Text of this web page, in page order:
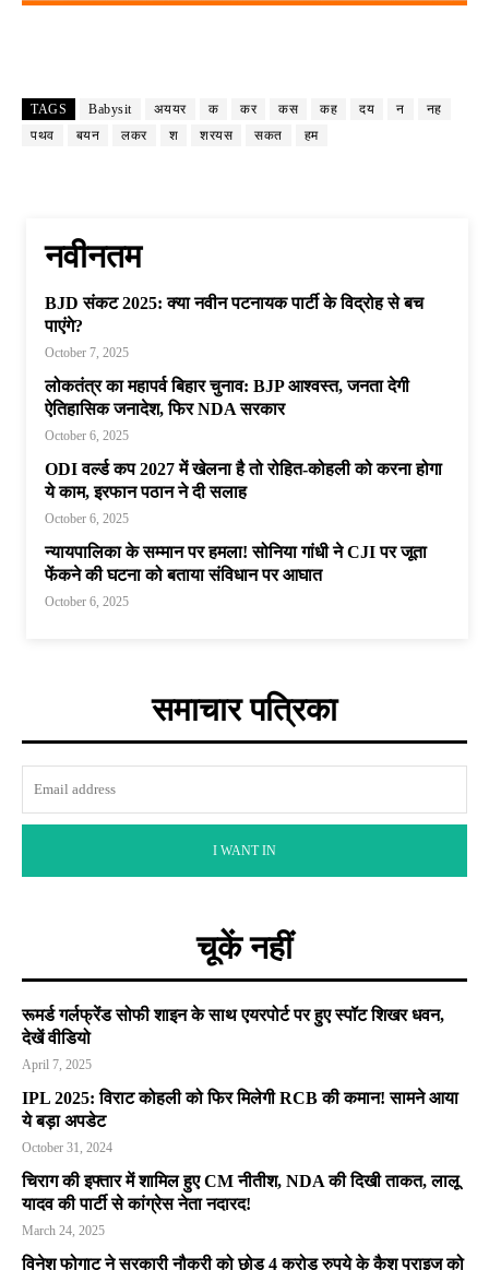
TAGS Babysit अययर क कर कस कह दय न
नह
पथव
बयन लकर श शरयस सकत हम
नवीनतम
BJD संकट 2025: क्या नवीन पटनायक पार्टी के विद्रोह से बच
पाएंगे?
October 7, 2025
लोकतंत्र का महापर्व बिहार चुनाव: BJP आश्वस्त, जनता देगी
ऐतिहासिक जनादेश, फिर NDA सरकार
October 6, 2025
ODI वर्ल्ड कप 2027 में खेलना है तो रोहित-कोहली को करना होगा
ये काम, इरफान पठान ने दी सलाह
October 6, 2025
न्यायपालिका के सम्मान पर हमला! सोनिया गांधी ने CJI पर जूता
फेंकने की घटना को बताया संविधान पर आघात
October 6, 2025
समाचार पत्रिका
I WANT IN
चूकें नहीं
रूमर्ड गर्लफ्रेंड सोफी शाइन के साथ एयरपोर्ट पर हुए स्पॉट शिखर धवन,
देखें वीडियो
April 7, 2025
IPL 2025: विराट कोहली को फिर मिलेगी RCB की कमान! सामने आया
ये बड़ा अपडेट
October 31, 2024
चिराग की इफ्तार में शामिल हुए CM नीतीश, NDA की दिखी ताकत, लालू
यादव की पार्टी से कांग्रेस नेता नदारद!
March 24, 2025
विनेश फोगाट ने सरकारी नौकरी को छोड़ 4 करोड़ रुपये के कैश प्राइज को